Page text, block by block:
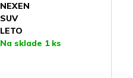
NEXEN
SUV
LETO
Na sklade 1 ks